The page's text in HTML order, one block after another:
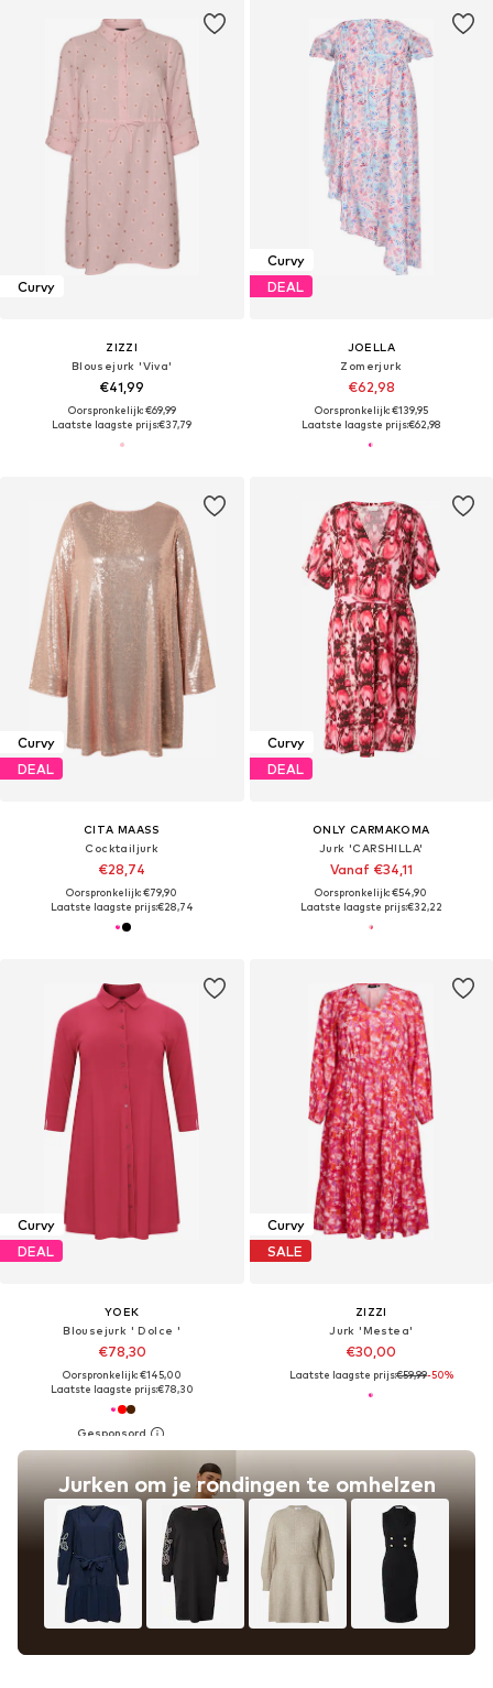
Curvy
ZIZZI
Blousejurk 'Viva'
€41,99
Oorspronkelijk: €69,99
Laatste laagste prijs:€37,79
Curvy
DEAL
JOELLA
Zomerjurk
€62,98
Oorspronkelijk: €139,95
Laatste laagste prijs:€62,98
Curvy
DEAL
CITA MAASS
Cocktailjurk
€28,74
Oorspronkelijk: €79,90
Laatste laagste prijs:€28,74
Curvy
DEAL
ONLY CARMAKOMA
Jurk 'CARSHILLA'
Vanaf €34,11
Oorspronkelijk: €54,90
Laatste laagste prijs:€32,22
Curvy
DEAL
YOEK
Blousejurk ' Dolce '
€78,30
Oorspronkelijk: €145,00
Laatste laagste prijs:€78,30
Jurken om je rondingen te omhelzen
Curvy
SALE
ZIZZI
Jurk 'Mestea'
€30,00
Laatste laagste prijs:€59,99-50%